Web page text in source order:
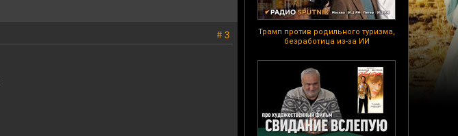
Трамп против родильного туризма,
безработица из-за ИИ
# 3